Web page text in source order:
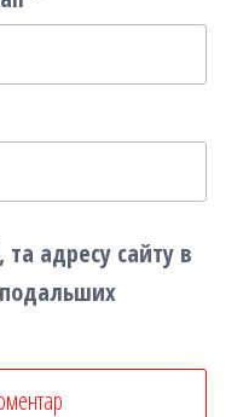
адресу сайту в